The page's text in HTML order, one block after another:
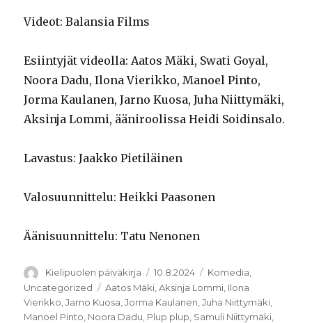
Videot: Balansia Films
Esiintyjät videolla: Aatos Mäki, Swati Goyal,
Noora Dadu, Ilona Vierikko, Manoel Pinto,
Jorma Kaulanen, Jarno Kuosa, Juha Niittymäki,
Aksinja Lommi, ääniroolissa Heidi Soidinsalo.
Lavastus: Jaakko Pietiläinen
Valosuunnittelu: Heikki Paasonen
Äänisuunnittelu: Tatu Nenonen
Kirjoittaja
Kielipuolen päiväkirja Julkaistu
10.8.2024 Kategoriat
Komedia,
Uncategorized
Avainsanat
Aatos Mäki ,Aksinja Lommi Ilona
Vierikko ,Jarno Kuosa ,Jorma Kaulanen ,Juha Niittymäki
Manoel Pinto Noora Dadu Plup plup Samuli Niittymäki